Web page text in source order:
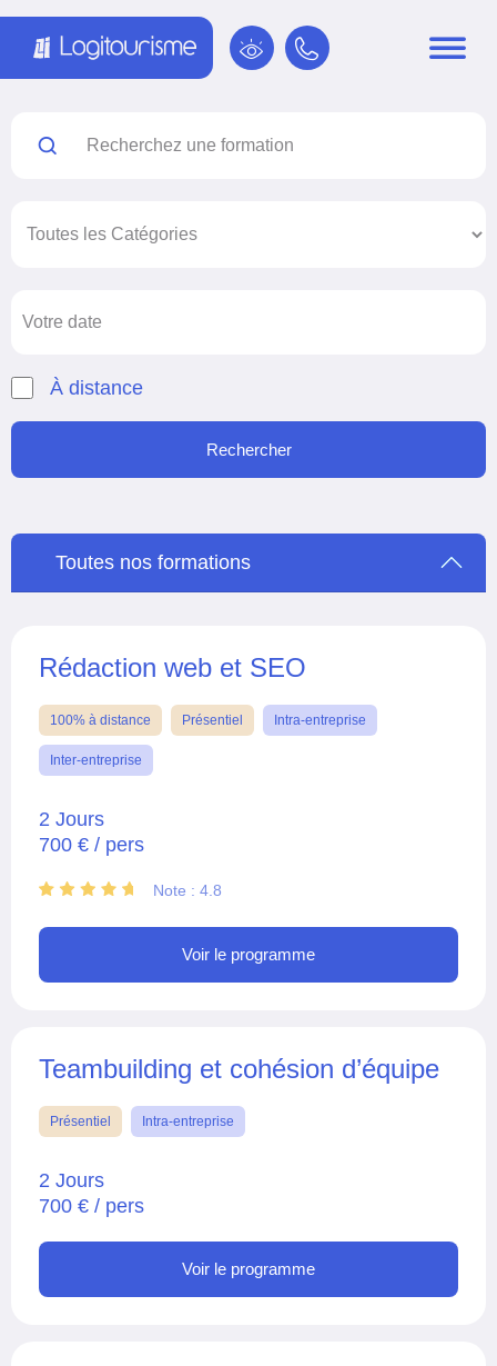
À distance
Rechercher
Toutes nos formations
Rédaction web et SEO
100% à distance Présentiel Intra-entreprise
Inter-entreprise
2 Jours
700 € / pers
Note : 4.8
Voir le programme
Teambuilding et cohésion d’équipe
Présentiel Intra-entreprise
2 Jours
700 € / pers
Voir le programme